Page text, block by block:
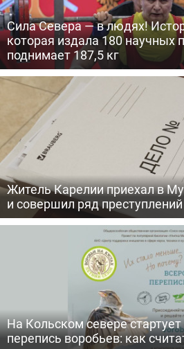
Сила Севера — в людях!
которая издала 180 научных
поднимает 187,5 кг
Житель Карелии приехал в
и совершил ряд преступлений
На Кольском севере
перепись воробьев: как